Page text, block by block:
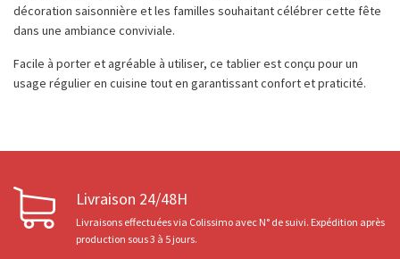
décoration saisonnière et les familles souhaitant célébrer cette fête
dans une ambiance conviviale.
Facile à porter et agréable à utiliser, ce tablier est conçu pour un
usage régulier en cuisine tout en garantissant confort et praticité.
Livraison 24/48H
Livraisons effectuées via Colissimo avec N° de suivi. Expédition après
production sous 3 à 5 jours.